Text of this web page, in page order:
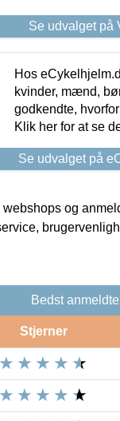
Se udvalget på
Hos
kvinder, mænd,
godkendte,
Klik her for at se
Se udvalget på
og
Bedst
Stjerner